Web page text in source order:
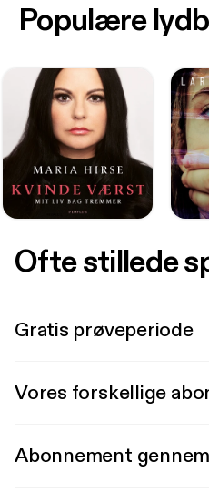
Populære
Ofte stillede
Gratis prøveperiode
Vores forskellige
Abonnement